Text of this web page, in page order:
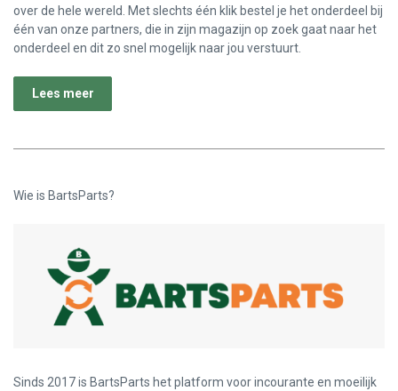
over de hele wereld. Met slechts één klik bestel je het onderdeel bij
één van onze partners, die in zijn magazijn op zoek gaat naar het
onderdeel en dit zo snel mogelijk naar jou verstuurt.
Lees meer
Wie is BartsParts?
Sinds 2017 is BartsParts het platform voor incourante en moeilijk